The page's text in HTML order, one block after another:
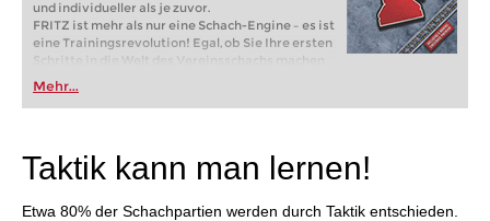
und individueller als je zuvor.
FRITZ ist mehr als nur eine Schach-Engine – es ist
eine Trainingsrevolution! Egal, ob Sie Ihre ersten
Schritte in die Welt des Vereinsschachs machen
oder bereits auf Turnierniveau spielen: Mit
FRITZ trainieren Sie effizienter, intelligenter und
individueller als je zuvor.
Mehr...
Taktik kann man lernen!
Etwa 80% der Schachpartien werden durch Taktik entschieden.